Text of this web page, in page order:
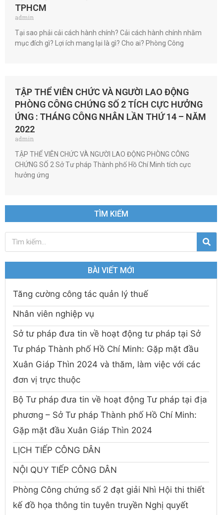
TPHCM
admin
Tại sao phải cải cách hành chính? Cải cách hành chính nhằm
mục đích gì? Lợi ích mang lại là gì? Cho ai? Phòng Công
TẬP THỂ VIÊN CHỨC VÀ NGƯỜI LAO ĐỘNG
PHÒNG CÔNG CHỨNG SỐ 2 TÍCH CỰC HƯỞNG
ỨNG : THÁNG CÔNG NHÂN LẦN THỨ 14 – NĂM
2022
admin
TẬP THỂ VIÊN CHỨC VÀ NGƯỜI LAO ĐỘNG PHÒNG CÔNG
CHỨNG SỐ 2 Sở Tư pháp Thành phố Hồ Chí Minh tích cực
hưởng ứng
TÌM KIẾM
BÀI VIẾT MỚI
Tăng cường công tác quản lý thuế
Nhân viên nghiệp vụ
Sở tư pháp đưa tin về hoạt động tư pháp tại Sở
Tư pháp Thành phố Hồ Chí Minh: Gặp mặt đầu
Xuân Giáp Thìn 2024 và thăm, làm việc với các
đơn vị trực thuộc
Bộ Tư pháp đưa tin về hoạt động Tư pháp tại địa
phương – Sở Tư pháp Thành phố Hồ Chí Minh:
Gặp mặt đầu Xuân Giáp Thìn 2024
LỊCH TIẾP CÔNG DÂN
NỘI QUY TIẾP CÔNG DÂN
Phòng Công chứng số 2 đạt giải Nhì Hội thi thiết
kế đồ họa thông tin tuyên truyền Nghị quyết